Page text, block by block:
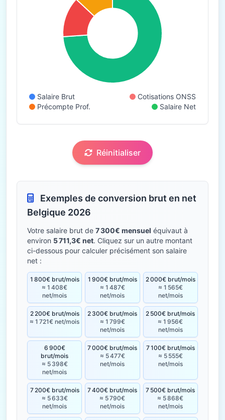
Salaire Brut
Cotisations ONSS
Précompte Prof.
Salaire Net
Réinitialiser
Exemples de conversion brut en net
Belgique 2026
Votre salaire brut de 7 300€ mensuel équivaut à
environ 5 711,3€ net. Cliquez sur un autre montant
ci-dessous pour calculer précisément son salaire
net :
1 800€ brut/mois
≈ 1 408€
net/mois
1 900€ brut/mois
≈ 1 487€
net/mois
2 000€ brut/mois
≈ 1 565€
net/mois
2 200€ brut/mois
≈ 1 721€ net/mois
2 300€ brut/mois
≈ 1 799€
net/mois
2 500€ brut/mois
≈ 1 956€
net/mois
6 900€
brut/mois
≈ 5 398€
net/mois
7 000€ brut/mois
≈ 5 477€
net/mois
7 100€ brut/mois
≈ 5 555€
net/mois
7 200€ brut/mois
≈ 5 633€
net/mois
7 400€ brut/mois
≈ 5 790€
net/mois
7 500€ brut/mois
≈ 5 868€
net/mois